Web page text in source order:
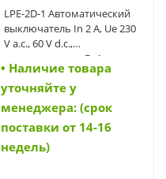
LPE-2D-1 Автоматический
выключатель In 2 A, Ue 230
V a.c., 60 V d.c.,
характеристика D, 1-полюс,
Icn 6 kA (34570)
• Наличие товара
уточняйте у
менеджера: (срок
поставки от 14-16
недель)